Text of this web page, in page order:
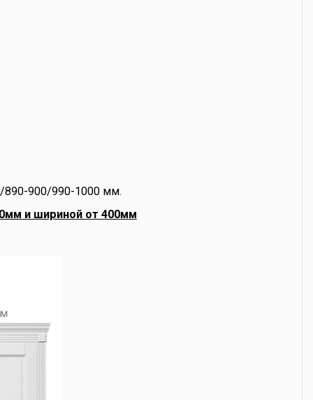
890-900/990-1000 мм.
и шириной от 400мм